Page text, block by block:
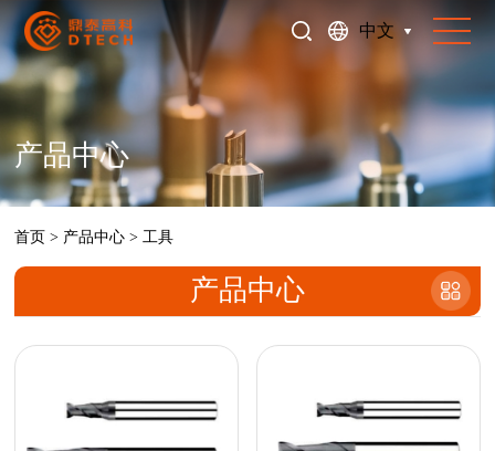
中文
产品中心
首页 > 产品中心 > 工具
产品中心